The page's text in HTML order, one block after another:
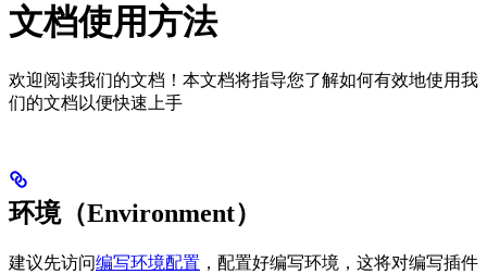
文档使用方法
欢迎阅读我们的文档！本文档将指导您了解如何有效地使用我
们的文档以便快速上手
环境（Environment）
建议先访问编写环境配置 ，配置好编写环境，这将对编写插件